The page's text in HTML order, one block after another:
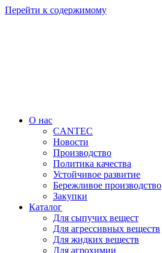
Перейти к содержимому
О нас
CANTEC
Новости
Производство
Политика качества
Устойчивое развитие
Бережливое производство
Закупки
Каталог
Для сыпучих вещест
Для агрессивных веществ
Для жидких веществ
Для агрохимии